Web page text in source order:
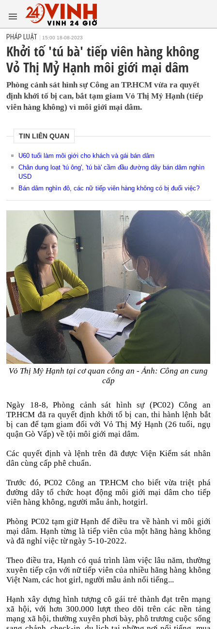
PHÁP LUẬT 15:00 18-08-2023
Khởi tố 'tú bà' tiếp viên hàng không
Vỏ Thị Mỷ Hạnh môi giới mại dâm
Phòng cảnh sát hình sự Công an TP.HCM vừa ra quyết
định khởi tố bị can, bắt tạm giam Vỏ Thị Mỷ Hạnh (tiếp
viên hàng không) vì môi giới mại dâm.
TIN LIÊN QUAN
U60 tuổi làm môi giới cho khách và gái bán dâm
Chân dung loạt 'tú ông', 'tú bà' cầm đầu đường dây bán dâm nghìn
USD
Bán dâm nghìn đô, các nữ tiếp viên hàng không có bị đuổi việc?
Vỏ Thị Mỷ Hạnh tại cơ quan công an - Ảnh: Công an cung
cấp
Ngày 18-8, Phòng cảnh sát hình sự (PC02) Công an
TP.HCM đã ra quyết định khởi tố bị can, thi hành lệnh bắt
bị can để tạm giam đối với Vỏ Thị Mỷ Hạnh (26 tuổi, ngụ
quận Gò Vấp) về tội môi giới mại dâm.
Các quyết định và lệnh trên đã được Viện Kiểm sát nhân
dân cùng cấp phê chuẩn.
Trước đó, PC02 Công an TP.HCM cho biết vừa triệt phá
đường dây tổ chức hoạt động môi giới mại dâm cho tiếp
viên hàng không, người mẫu ảnh, hotgirl.
Phòng PC02 tạm giữ Hạnh để điều tra về hành vi môi giới
mại dâm. Hạnh từng là tiếp viên của một hãng hàng không
và đã nghỉ việc từ ngày 5-10-2022.
Theo điều tra, Hạnh có quá trình làm việc lâu năm, thường
xuyên tiếp cận với nữ tiếp viên của nhiều hãng hàng không
Việt Nam, các hot girl, người mẫu ảnh nổi tiếng...
Hạnh xây dựng hình tượng cô gái trẻ thành đạt trên mạng
xã hội, với hơn 300.000 lượt theo dõi trên các nền tảng
mạng xã hội, thường xuyên phơi bày, phô trương cuộc sống